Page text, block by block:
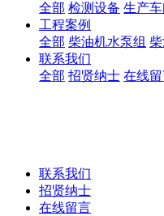
全部 检测设备 生产车
工程案例
全部 柴油机水泵组
联系我们
全部 招贤纳士 在线
联系我们
招贤纳士
在线留言